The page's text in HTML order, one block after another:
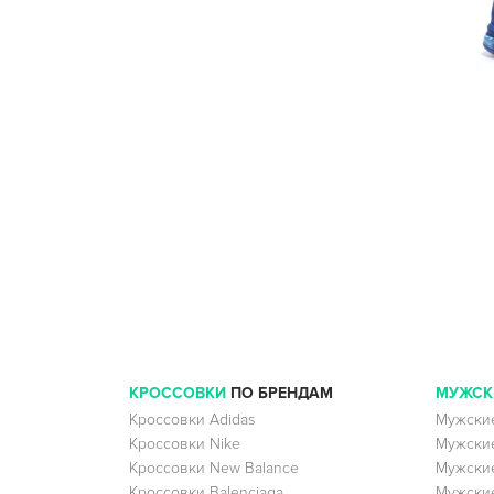
КРОССОВКИ ПО БРЕНДАМ
Кроссовки Adidas
Кроссовки Nike
Кроссовки New Balance